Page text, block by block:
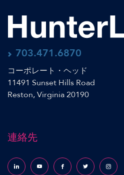
703.471.6870
コーポレート・ヘッド
11491 Sunset Hills Road
Reston, Virginia 20190
連絡先
Follow us on LinkedInFollow us on YouTubeFollow us on Facebook
Follow us on X